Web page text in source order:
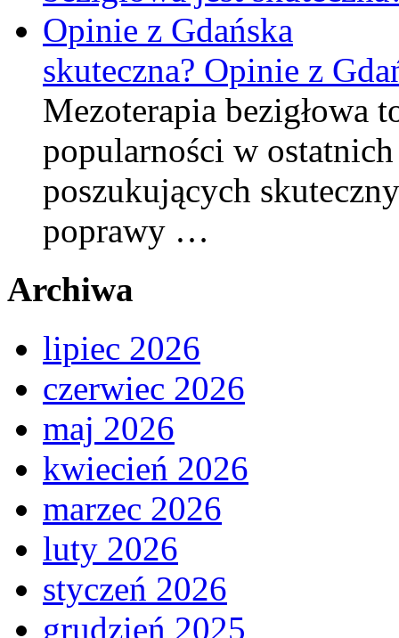
skuteczna? Opinie z
Mezoterapia bezigłowa
popularności w ostatnich
poszukujących
poprawy …
Archiwa
lipiec 2026
czerwiec 2026
maj 2026
kwiecień 2026
marzec 2026
luty 2026
styczeń 2026
grudzień 2025